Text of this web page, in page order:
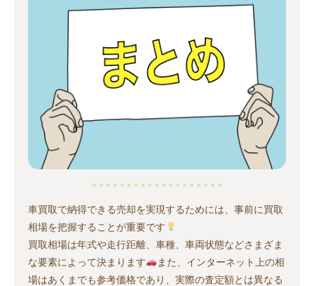
車買取で納得できる売却を実現するためには、事前に買取
相場を把握することが重要です
買取相場は年式や走行距離、車種、車両状態などさまざま
な要素によって決まります
また、インターネット上の相
場はあくまでも参考価格であり、実際の査定額とは異なる